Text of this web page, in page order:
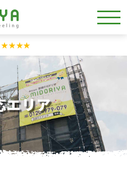
エリア